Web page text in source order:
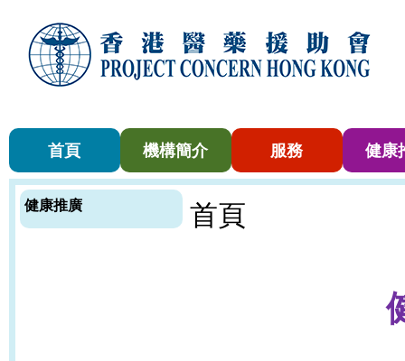
首頁 機構簡介 服務 健康
健康推廣 首頁